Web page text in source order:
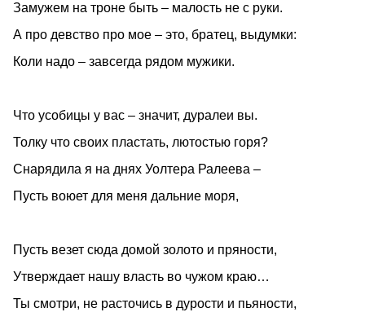
Замужем на троне быть – малость не с руки.
А про девство про мое – это, братец, выдумки:
Коли надо – завсегда рядом мужики.
Что усобицы у вас – значит, дуралеи вы.
Толку что своих пластать, лютостью горя?
Снарядила я на днях Уолтера Ралеева –
Пусть воюет для меня дальние моря,
Пусть везет сюда домой золото и пряности,
Утверждает нашу власть во чужом краю…
Ты смотри, не расточись в дурости и пьяности,